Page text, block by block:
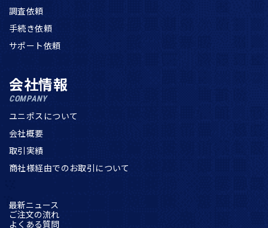
調査依頼
手続き依頼
サポート依頼
会社情報
COMPANY
ユニポスについて
会社概要
取引実績
商社様経由でのお取引について
最新ニュース
ご注文の流れ
よくある質問